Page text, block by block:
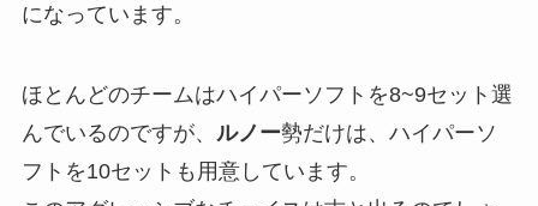
になっています。
ほとんどのチームはハイパーソフトを8~9セット選
んでいるのですが、 ルノー勢だけは、ハイパーソ
フトを10セットも用意しています。